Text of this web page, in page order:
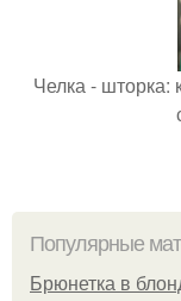
Челка - шторка:
Популярные
Брюнетка в